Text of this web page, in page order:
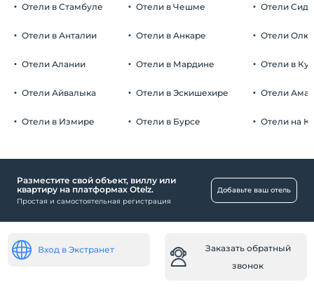
Отели в Стамбуле
Отели в Анталии
Отели Алании
Отели Айвалыка
Отели в Измире
Отели в Чешме
Отели в Анкаре
Отели в Мардине
Отели в Эскишехире
Отели в Бурсе
Отели Сиде
Отели
Отели в
Отели
Отели на
Разместите свой объект, виллу или
квартиру на платформах Otelz.
Простая и самостоятельная регистрация
Добавьте ваш отель
Вход в Экстранет
Заказать обратный
звонок